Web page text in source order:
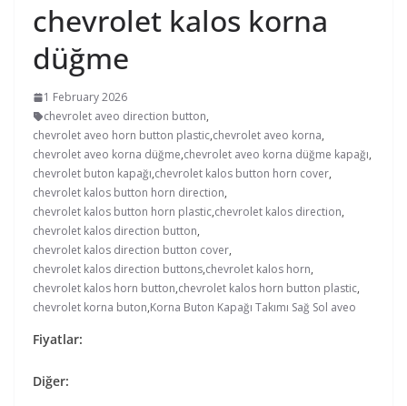
chevrolet kalos korna
düğme
1 February 2026
chevrolet aveo direction button,
chevrolet aveo horn button plastic,chevrolet aveo korna,
chevrolet aveo korna düğme,chevrolet aveo korna düğme kapağı,
chevrolet buton kapağı,chevrolet kalos button horn cover,
chevrolet kalos button horn direction,
chevrolet kalos button horn plastic,chevrolet kalos direction,
chevrolet kalos direction button,
chevrolet kalos direction button cover,
chevrolet kalos direction buttons,chevrolet kalos horn,
chevrolet kalos horn button,chevrolet kalos horn button plastic,
chevrolet korna buton,Korna Buton Kapağı Takımı Sağ Sol aveo
Fiyatlar:
Diğer: